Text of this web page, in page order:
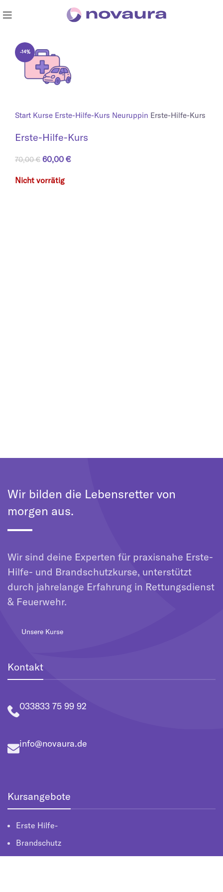
-14%
Start Kurse Erste-Hilfe-Kurs Neuruppin Erste-Hilfe-Kurs
Erste-Hilfe-Kurs
70,00€ Ursprünglicher Preis war: 70,00 €
60,00 €Aktueller Preis ist: 60,00 €.
Nicht vorrätig
Wir bilden die Lebensretter von
morgen aus.
Wir sind deine Experten für praxisnahe Erste-
Hilfe- und Brandschutzkurse, unterstützt
durch jahrelange Erfahrung in Rettungsdienst
& Feuerwehr.
Unsere Kurse
Kontakt
033833 75 99 92
info@novaura.de
Kursangebote
Erste Hilfe-
Brandschutz